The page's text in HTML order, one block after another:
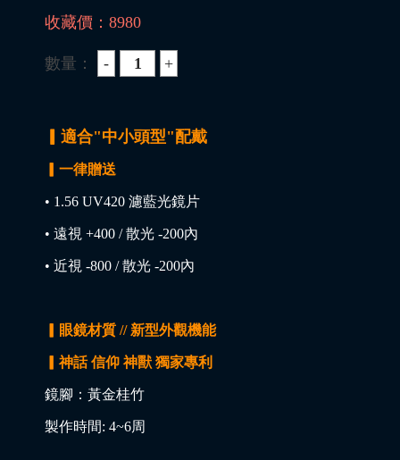
收藏價： 8980
數量：
▎適合"中小頭型"配戴
▎一律贈送
• 1.56 UV420 濾藍光鏡片
• 遠視 +400 / 散光 -200內
• 近視 -800 / 散光 -200內
▎眼鏡材質 // 新型外觀機能
▎神話 信仰 神獸 獨家專利
鏡腳：黃金桂竹
製作時間: 4~6周